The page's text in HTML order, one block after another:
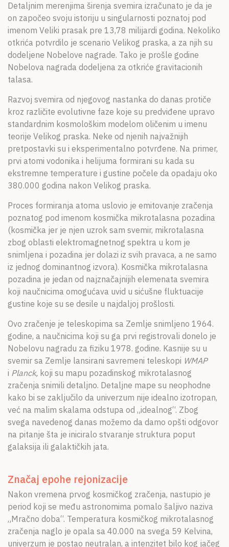
Detaljnim merenjima širenja svemira izračunato je da je
on započeo svoju istoriju u singularnosti poznatoj pod
imenom Veliki prasak pre 13,78 milijardi godina. Nekoliko
otkrića potvrdilo je scenario Velikog praska, a za njih su
dodeljene Nobelove nagrade. Tako je prošle godine
Nobelova nagrada dodeljena za otkriće gravitacionih
talasa.
Razvoj svemira od njegovog nastanka do danas protiče
kroz različite evolutivne faze koje su predviđene upravo
standardnim kosmološkim modelom oličenim u imenu
teorije Velikog praska. Neke od njenih najvažnijih
pretpostavki su i eksperimentalno potvrđene. Na primer,
prvi atomi vodonika i helijuma formirani su kada su
ekstremne temperature i gustine počele da opadaju oko
380.000 godina nakon Velikog praska.
Proces formiranja atoma uslovio je emitovanje zračenja
poznatog pod imenom kosmička mikrotalasna pozadina
(kosmička jer je njen uzrok sam svemir, mikrotalasna
zbog oblasti elektromagnetnog spektra u kom je
snimljena i pozadina jer dolazi iz svih pravaca, a ne samo
iz jednog dominantnog izvora). Kosmička mikrotalasna
pozadina je jedan od najznačajnijih elemenata svemira
koji naučnicima omogućava uvid u sićušne fluktuacije
gustine koje su se desile u najdaljoj prošlosti.
Ovo zračenje je teleskopima sa Zemlje snimljeno 1964.
godine, a naučnicima koji su ga prvi registrovali donelo je
Nobelovu nagradu za fiziku 1978. godine. Kasnije su u
svemir sa Zemlje lansirani savremeni teleskopi WMAP
i Planck, koji su mapu pozadinskog mikrotalasnog
zračenja snimili detaljno. Detaljne mape su neophodne
kako bi se zaključilo da univerzum nije idealno izotropan,
već na malim skalama odstupa od „idealnog“. Zbog
svega navedenog danas možemo da damo opšti odgovor
na pitanje šta je iniciralo stvaranje struktura poput
galaksija ili galaktičkih jata.
Značaj epohe rejonizacije
Nakon vremena prvog kosmičkog zračenja, nastupio je
period koji se među astronomima pomalo šaljivo naziva
„Mračno doba“. Temperatura kosmičkog mikrotalasnog
zračenja naglo je opala sa 40.000 na svega 59 Kelvina,
univerzum je postao neutralan, a intenzitet bilo kog jačeg